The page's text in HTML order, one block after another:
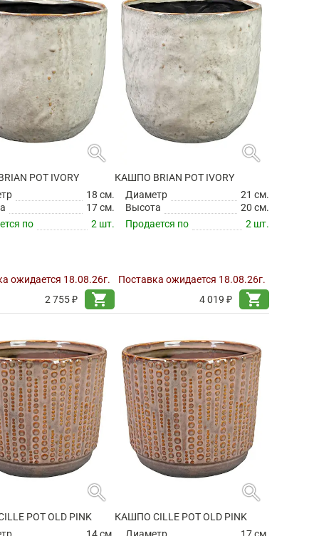
search
POT IVORY
18 см.
17 см.
по
2 шт.
ожидается 18.08.26г.
2 755 ₽
shopping_cart
search
КАШПО BRIAN POT IVORY
Диаметр
21 см.
Высота
20 см.
Продается по
2 шт.
Поставка ожидается 18.08.26г.
4 019 ₽
shopping_cart
search
POT OLD PINK
search
КАШПО CILLE POT OLD PINK